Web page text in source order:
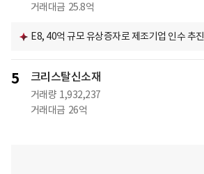
거래대금 25.8억
E8, 40억 규모 유상증자로 제조기업 인수 추진
5 크리스탈신소재
거래량 1,932,237
거래대금 26억